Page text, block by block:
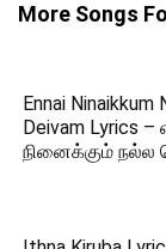
More Songs
Ennai Ninaikkum
Deivam Lyrics
நினைக்கும் நல்ல